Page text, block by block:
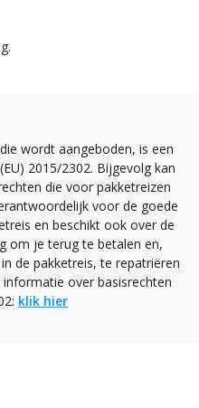
wordt aangeboden, is een
2015/2302. Bijgevolg kan
die voor pakketreizen
voor de goede
en beschikt ook over de
om je terug te betalen en,
de pakketreis, te repatriëren
over basisrechten
klik hier